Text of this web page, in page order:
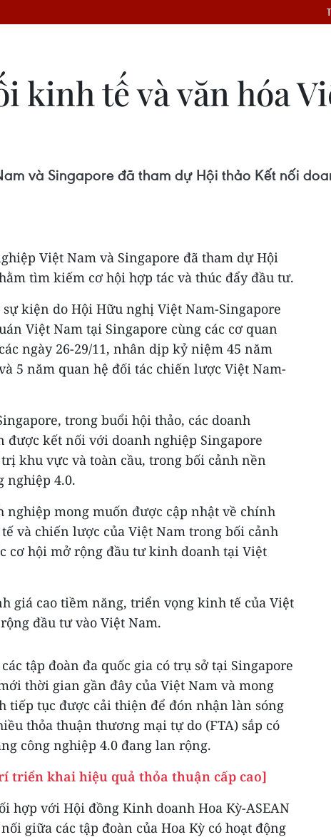
kinh tế và văn hóa
và Singapore đã tham dự Hội thảo Kết nối
Việt Nam và Singapore đã tham dự Hội
tìm kiếm cơ hội hợp tác và thúc đẩy đầu tư.
kiện do Hội Hữu nghị Việt Nam-Singapore
Việt Nam tại Singapore cùng các cơ quan
ngày 26-29/11, nhân dịp kỷ niệm 45 năm
5 năm quan hệ đối tác chiến lược Việt Nam-
trong buổi hội thảo, các doanh
được kết nối với doanh nghiệp Singapore
khu vực và toàn cầu, trong bối cảnh nền
nghiệp 4.0.
nghiệp mong muốn được cập nhật về chính
và chiến lược của Việt Nam trong bối cảnh
cơ hội mở rộng đầu tư kinh doanh tại Việt
giá cao tiềm năng, triển vọng kinh tế của Việt
đầu tư vào Việt Nam.
tập đoàn đa quốc gia có trụ sở tại Singapore
thời gian gần đây của Việt Nam và mong
tục được cải thiện để đón nhận làn sóng
thỏa thuận thương mại tự do (FTA) sắp có
công nghiệp 4.0 đang lan rộng.
triển khai hiệu quả thỏa thuận cấp cao]
hợp với Hội đồng Kinh doanh Hoa Kỳ-ASEAN
giữa các tập đoàn của Hoa Kỳ có hoạt động